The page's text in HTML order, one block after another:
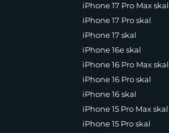
iPhone 17 Pro Max skal
iPhone 17 Pro skal
iPhone 17 skal
iPhone 16e skal
iPhone 16 Pro Max skal
iPhone 16 Pro skal
iPhone 16 skal
iPhone 15 Pro Max skal
iPhone 15 Pro skal